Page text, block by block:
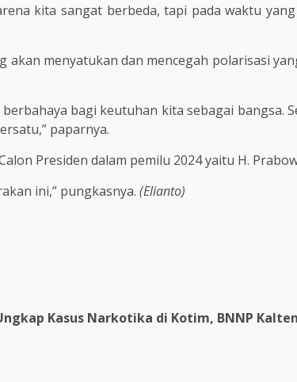
kita sangat berbeda, tapi pada waktu
menyatukan dan mencegah polarisasi
bagi keutuhan kita sebagai bangsa.
paparnya.
Presiden dalam pemilu 2024 yaitu H.
ini,” pungkasnya. (Elianto)
Kasus Narkotika di Kotim, BNNP